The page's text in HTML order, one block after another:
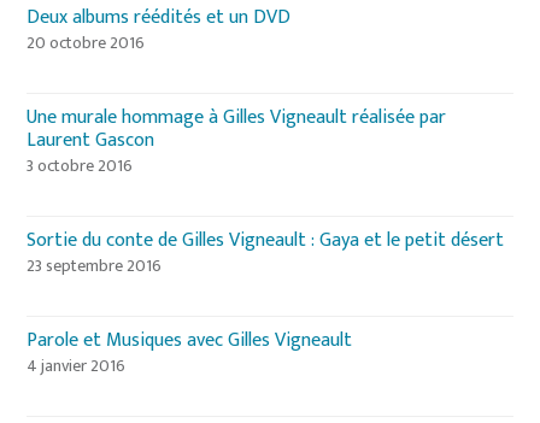
Deux albums réédités et un DVD
20 octobre 2016
Une murale hommage à Gilles Vigneault réalisée par
Laurent Gascon
3 octobre 2016
Sortie du conte de Gilles Vigneault : Gaya et le petit désert
23 septembre 2016
Parole et Musiques avec Gilles Vigneault
4 janvier 2016